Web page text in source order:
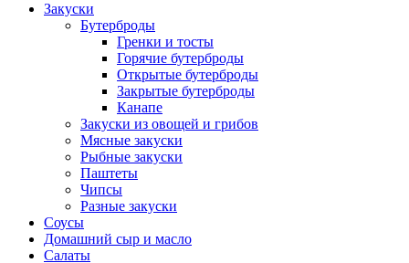
Закуски
Бутерброды
Гренки и тосты
Горячие бутерброды
Открытые бутерброды
Закрытые бутерброды
Канапе
Закуски из овощей и грибов
Мясные закуски
Рыбные закуски
Паштеты
Чипсы
Разные закуски
Соусы
Домашний сыр и масло
Салаты